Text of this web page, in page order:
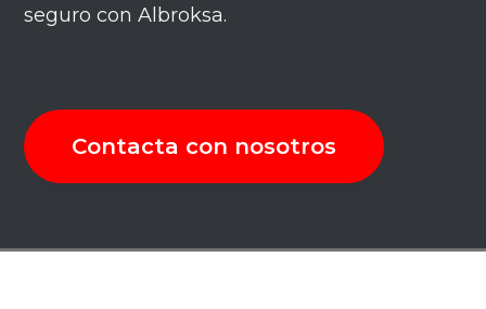
seguro con Albroksa.
Contacta con nosotros